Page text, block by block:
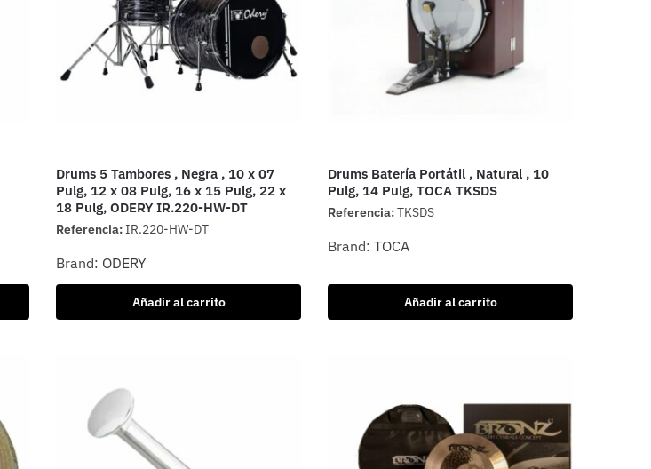
Drums 5 Tambores , Negra , 10 x 07
Pulg, 12 x 08 Pulg, 16 x 15 Pulg, 22 x
18 Pulg, ODERY IR.220-HW-DT
Referencia:IR.220-HW-DT
Brand: ODERY
Añadir al carrito
Drums Batería Portátil , Natural , 10
Pulg, 14 Pulg, TOCA TKSDS
Referencia:TKSDS
Brand:TOCA
Añadir al carrito